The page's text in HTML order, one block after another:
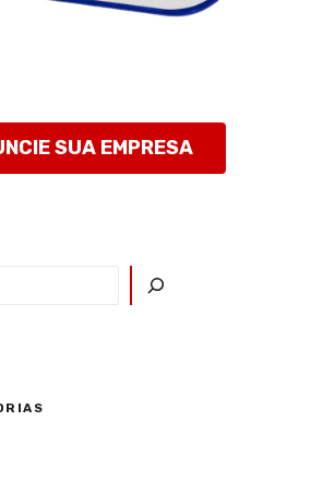
SUA EMPRESA